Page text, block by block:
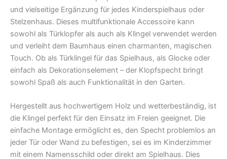
und vielseitige Ergänzung für jedes Kinderspielhaus oder
Stelzenhaus. Dieses multifunktionale Accessoire kann
sowohl als Türklopfer als auch als Klingel verwendet werden
und verleiht dem Baumhaus einen charmanten, magischen
Touch. Ob als Türklingel für das Spielhaus, als Glocke oder
einfach als Dekorationselement – der Klopfspecht bringt
sowohl Spaß als auch Funktionalität in den Garten.
Hergestellt aus hochwertigem Holz und wetterbeständig, ist
die Klingel perfekt für den Einsatz im Freien geeignet. Die
einfache Montage ermöglicht es, den Specht problemlos an
jeder Tür oder Wand zu befestigen, sei es im Kinderzimmer
mit einem Namensschild oder direkt am Spielhaus. Dies